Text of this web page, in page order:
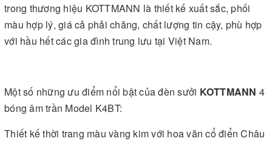
trong thương hiệu KOTTMANN là thiết kế xuất sắc, phối
màu hợp lý, giá cả phải chăng, chất lượng tin cậy, phù hợp
với hầu hết các gia đình trung lưu tại Việt Nam.
Một số những ưu điểm nổi bật của đèn sưởi KOTTMANN 4
bóng âm trần Model K4BT:
Thiết kế thời trang màu vàng kim với hoa văn cổ điển Châu